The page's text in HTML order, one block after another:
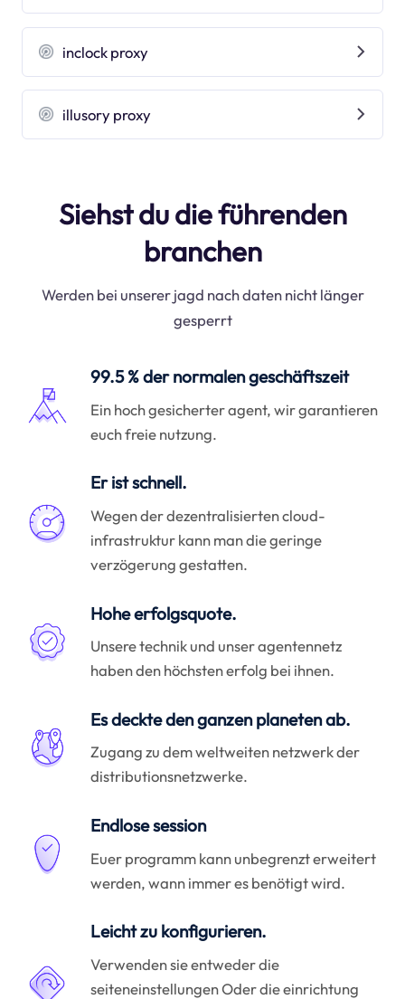
inclock proxy
illusory proxy
Siehst du die führenden
branchen
Werden bei unserer jagd nach daten nicht länger
gesperrt
99.5 % der normalen geschäftszeit
Ein hoch gesicherter agent, wir garantieren
euch freie nutzung.
Er ist schnell.
Wegen der dezentralisierten cloud-
infrastruktur kann man die geringe
verzögerung gestatten.
Hohe erfolgsquote.
Unsere technik und unser agentennetz
haben den höchsten erfolg bei ihnen.
Es deckte den ganzen planeten ab.
Zugang zu dem weltweiten netzwerk der
distributionsnetzwerke.
Endlose session
Euer programm kann unbegrenzt erweitert
werden, wann immer es benötigt wird.
Leicht zu konfigurieren.
Verwenden sie entweder die
seiteneinstellungen Oder die einrichtung